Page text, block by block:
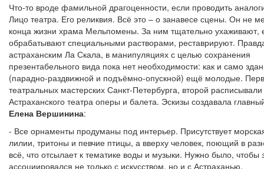
Что-то вроде фамильной драгоценности, если проводить
Лицо театра. Его реликвия. Всё это – о занавесе сцены. Он не
конца жизни храма Мельпомены. За ним тщательно ухаживают,
обрабатывают специальными растворами, реставрируют.
астраханским Ла Скала, в манипуляциях с целью сохранения
презентабельного вида пока нет необходимости: как и само
(парадно-раздвижной и подъёмно-опускной) ещё молодые.
театральных мастерских Санкт-Петербурга, второй
Астраханского театра оперы и балета. Эскизы создавала
Елена Вершинина:
- Все орнаменты продуманы под интерьер. Присутствует
лилии, тритоны и певчие птицы, а вверху человек, поющий в
всё, что отсылает к тематике воды и музыки. Нужно было, чтобы
ассоциировался не только с искусством, но и с Астраханью.